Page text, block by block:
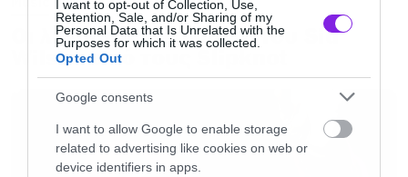
I want to opt-out of Collection, Use,
Retention, Sale, and/or Sharing of my
Personal Data that Is Unrelated with the
Purposes for which it was collected.
Opted Out
Google consents
I want to allow Google to enable storage
related to advertising like cookies on web or
device identifiers in apps.
Όσοι έχετε πληρώσει τα εισιτήρια σας σε
κατάστημα Public, θα πρέπει να πάτε με τα
παραστατικά (εισιτήριο και απόδειξη) αυστηρά
στο κατάστημα αγοράς των εισιτηρίων.
Σημείωση: η χρέωση υπηρεσίας δεν
Οι λόγοι της απόλυσης του Sid
Wilson από τους Slipknot